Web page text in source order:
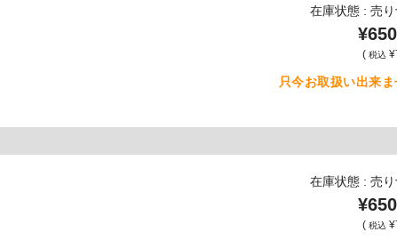
在庫状態 : 売
¥650
( 税込
只今お取扱い出来
在庫状態 : 売
¥650
( 税込